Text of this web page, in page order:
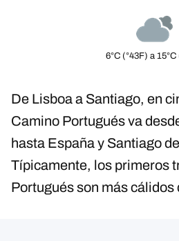
6°C (°43F) a 15°C
De Lisboa a Santiago, en
Camino Portugués va
hasta España y Santiago
Típicamente, los primeros
Portugués son más cálidos